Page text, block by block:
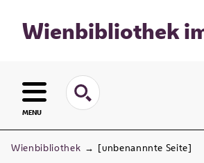
Wienbibliothek
MENU
Wienbibliothek → [unbenannnte Seite]